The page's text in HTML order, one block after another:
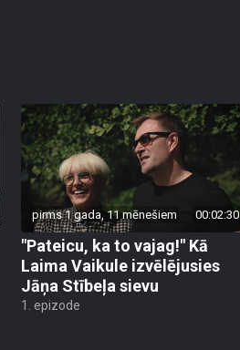
pirms 1 gada, 11 mēnešiem 00:02:30
"Pateicu, ka to vajag!" Kā
Laima Vaikule izvēlējusies
Jāņa Stībeļa sievu
1. epizode